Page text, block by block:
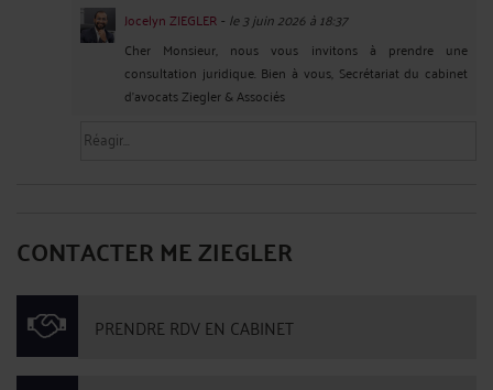
Jocelyn ZIEGLER- le 3 juin 2026 à 18:37
Cher Monsieur, nous vous invitons à prendre une
consultation juridique. Bien à vous, Secrétariat du cabinet
d'avocats Ziegler & Associés
CONTACTER ME ZIEGLER
PRENDRE RDV EN CABINET